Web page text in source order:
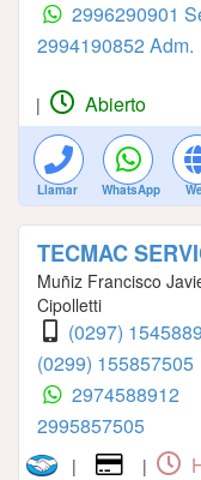
2996290901
2994190852 Adm.
| Abierto
Llamar WhatsApp
TECMAC
Muñiz Francisco
Cipolletti
(0297)
(0299) 155857505
2974588912
2995857505
| |